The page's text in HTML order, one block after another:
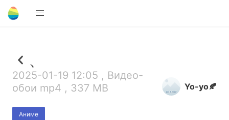
、
2025-01-19 12:05 , Видео-
обои mp4 , 337 MB
Аниме
Yo-yo🍂